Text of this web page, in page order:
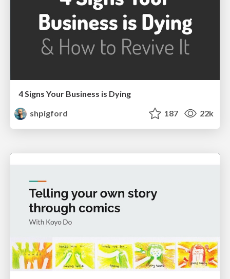
4 Signs Your Business is Dying
shpigford
187 22k